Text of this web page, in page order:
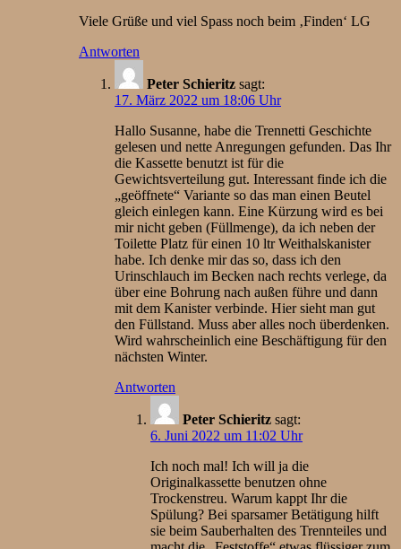
Viele Grüße und viel Spass noch beim ‚Finden‘ LG
Antworten
Peter Schieritz sagt:
17. März 2022 um 18:06 Uhr
Hallo Susanne, habe die Trennetti Geschichte
gelesen und nette Anregungen gefunden. Das Ihr
die Kassette benutzt ist für die
Gewichtsverteilung gut. Interessant finde ich die
„geöffnete“ Variante so das man einen Beutel
gleich einlegen kann. Eine Kürzung wird es bei
mir nicht geben (Füllmenge), da ich neben der
Toilette Platz für einen 10 ltr Weithalskanister
habe. Ich denke mir das so, dass ich den
Urinschlauch im Becken nach rechts verlege, da
über eine Bohrung nach außen führe und dann
mit dem Kanister verbinde. Hier sieht man gut
den Füllstand. Muss aber alles noch überdenken.
Wird wahrscheinlich eine Beschäftigung für den
nächsten Winter.
Antworten
Peter Schieritz sagt:
6. Juni 2022 um 11:02 Uhr
Ich noch mal! Ich will ja die
Originalkassette benutzen ohne
Trockenstreu. Warum kappt Ihr die
Spülung? Bei sparsamer Betätigung hilft
sie beim Sauberhalten des Trennteiles und